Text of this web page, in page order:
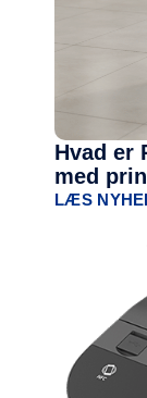
Hvad er
med
LÆS